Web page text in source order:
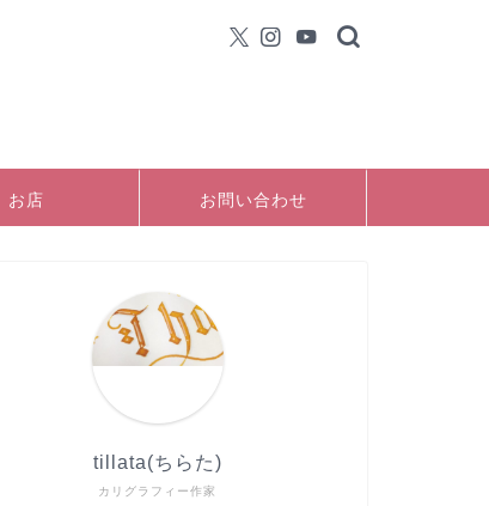
お店 お問い合わせ
カリグラフィー作家
tillata(ちらた)